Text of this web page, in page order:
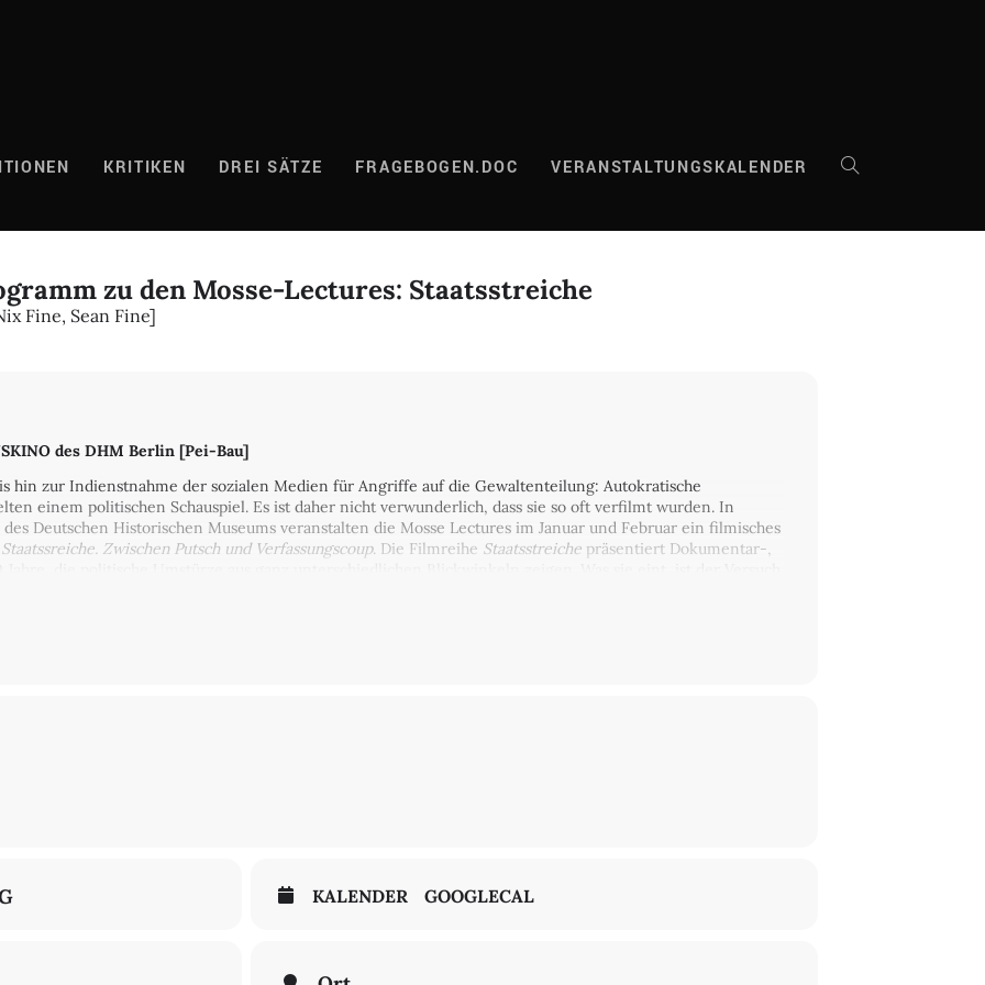
KRITIKEN DREI SÄTZE FRAGEBOGEN.DOC VERANSTALTUNGSKALENDER WEBSITE-
zu den Mosse-Lectures: Staatsstreiche
Fine, Sean Fine]
des DHM Berlin [Pei-Bau]
hin zur Indienstnahme der sozialen Medien für Angriffe auf die Gewaltenteilung: Autokratische
einem politischen Schauspiel. Es ist daher nicht verwunderlich, dass sie so oft verfilmt wurden. In
Deutschen Historischen Museums veranstalten die Mosse Lectures im Januar und Februar ein filmisches
Staatssreiche. Zwischen Putsch und Verfassungscoup. Die Filmreihe Staatsstreiche präsentiert Dokumentar-,
haben Staatsstreiche mit dem Erstarken von Autoritarismus und traditionellen Männlichkeitsbildern zu
Entwicklungen sowie mit Einzelschicksalen jenseits der Politik verwoben? Welche Spuren
sie erinnert? Welche neuen Perspektiven kann ein postkolonialer Blick auf Staatsstreiche eröffnen? Und
Andrea Nix Fine und Sean Fine widmet sich jenem Tag, der das demokratische
des abgewählten, aber noch amtierenden US-Präsidenten Donald Trump zu einem Protestzug,
Kapitol gipfelte – ein beispielloser Angriff auf die US-Demokratie, der von vielen als versuchter
KALENDER GOOGLECAL